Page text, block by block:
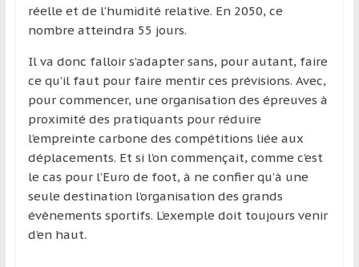
découverte
d’un
pays
d’une
région
réelle et de l’humidité relative. En 2050, ce
nombre atteindra 55 jours.
Il va donc falloir s’adapter sans, pour autant, faire
ce qu’il faut pour faire mentir ces prévisions. Avec,
pour commencer, une organisation des épreuves à
proximité des pratiquants pour réduire
l’empreinte carbone des compétitions liée aux
déplacements. Et si l’on commençait, comme c’est
le cas pour l’Euro de foot, à ne confier qu’à une
seule destination l’organisation des grands
évènements sportifs. L’exemple doit toujours venir
d’en haut.